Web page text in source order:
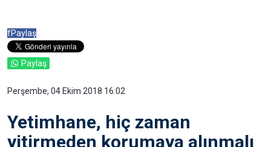
fPaylaş
Paylaş
Perşembe, 04 Ekim 2018 16:02
Yetimhane, hiç zaman
yitirmeden korumaya alınmalı